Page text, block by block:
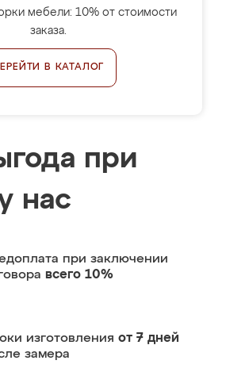
мебели: 10% от стоимости
заказа.
В КАТАЛОГ
при
нас
при заключении
всего 10%
изготовления от 7 дней
замера